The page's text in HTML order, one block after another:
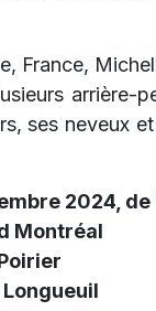
France,
arrière-
ses neveux
2024, de
Montréal